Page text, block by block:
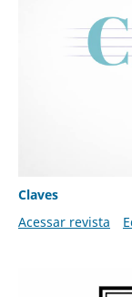
Claves
Acessar revista